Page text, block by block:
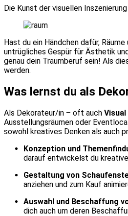
Die Kunst der visuellen Inszenierung
Hast du ein Händchen dafür,
untrügliches Gespür für Ästhetik
genau dein Traumberuf sein! Als
werden.
Was lernst du als
Als Dekorateur/in – oft auch
Ausstellungsräumen oder
sowohl kreatives Denken als auch
Konzeption und
darauf entwickelst du
Gestaltung von
anziehen und zum Kauf
Auswahl und Beschaffung
dich auch um deren